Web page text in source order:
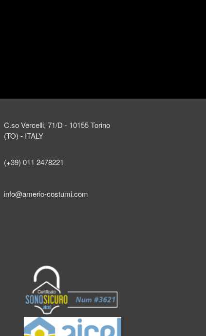
C.so Vercelli, 71/D - 10155 Torino
(TO) - ITALY
(+39) 011 2478221
info@amerio-costumi.com